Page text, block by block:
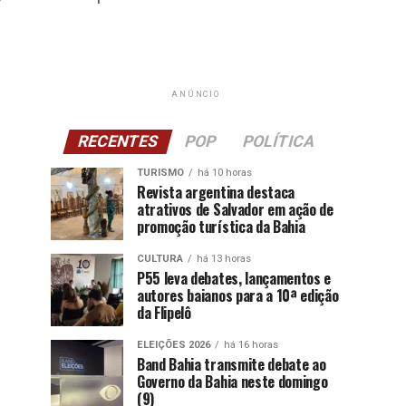
ANÚNCIO
RECENTES POP POLÍTICA
TURISMO há 10 horas
Revista argentina destaca
atrativos de Salvador em ação de
promoção turística da Bahia
CULTURA há 13 horas
P55 leva debates, lançamentos e
autores baianos para a 10ª edição
da Flipelô
ELEIÇÕES 2026 há 16 horas
Band Bahia transmite debate ao
Governo da Bahia neste domingo
(9)